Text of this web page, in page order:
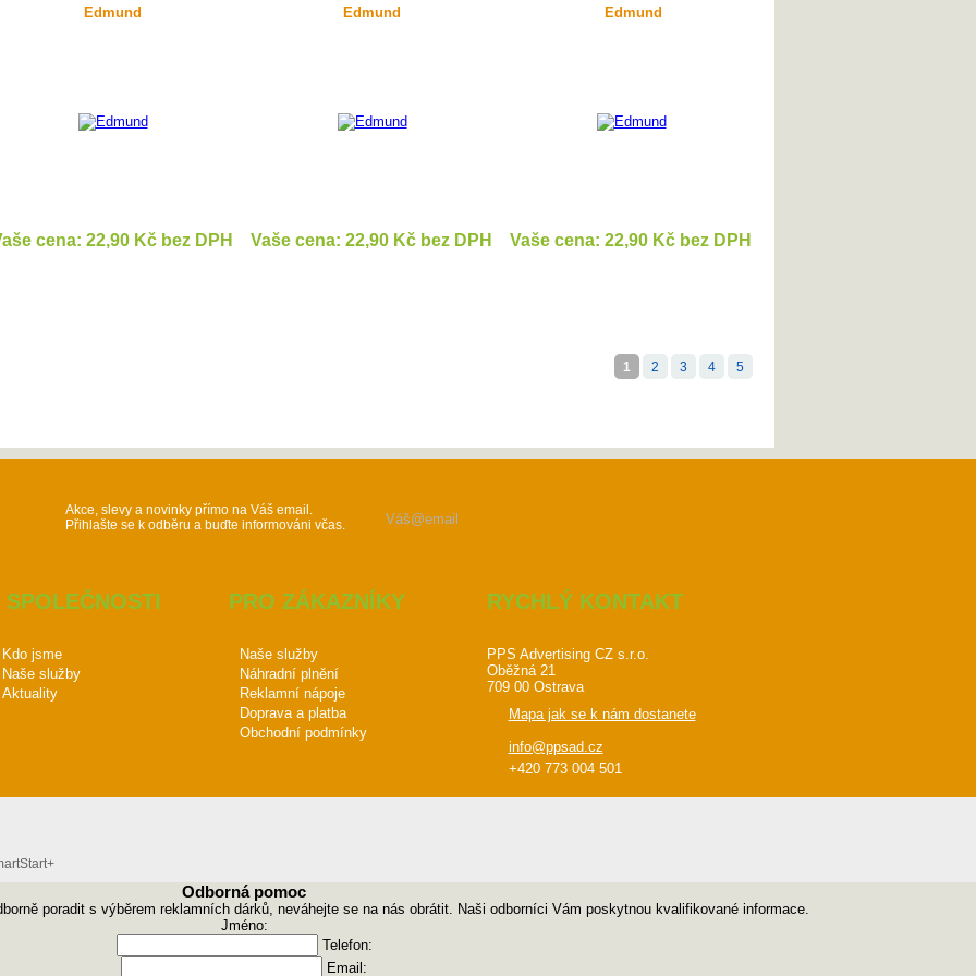
Edmund
cena: 22,90 Kč bez DPH
Edmund
Vaše cena: 22,90 Kč bez DPH
Edmund
Vaše cena: 22,90 Kč bez DPH
1 2 3 4 5
Akce, slevy a novinky přímo na Váš email.
Přihlašte se k odběru a buďte informováni včas.
SPOLEČNOSTI
Kdo jsme
Naše služby
Aktuality
PRO ZÁKAZNÍKY
Naše služby
Náhradní plnění
Reklamní nápoje
Doprava a platba
Obchodní podmínky
RYCHLÝ KONTAKT
PPS Advertising CZ s.r.o.
Oběžná 21
709 00 Ostrava
Mapa jak se k nám dostanete
info@ppsad.cz
+420 773 004 501
Odborná pomoc
poradit s výběrem reklamních dárků, neváhejte se na nás obrátit. Naši odborníci Vám poskytnou kvalifikované informace.
Jméno:
Telefon:
Email: